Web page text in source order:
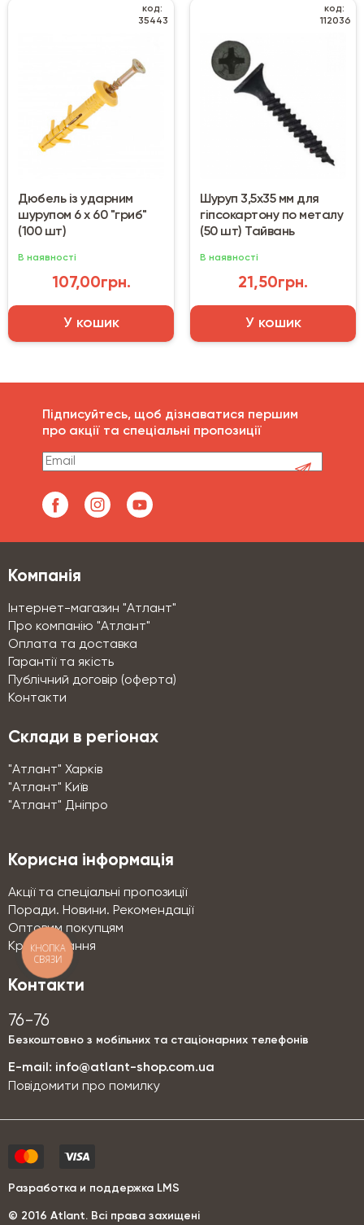
код:
35443
Дюбель із ударним
шурупом 6 х 60 "гриб"
(100 шт)
В наявності
107,00грн.
У кошик
код:
112036
Шуруп 3,5х35 мм для
гіпсокартону по металу
(50 шт) Тайвань
В наявності
21,50грн.
У кошик
Підписуйтесь, щоб дізнаватися першим
про акції та спеціальні пропозиції
Компанія
Інтернет-магазин "Атлант"
Про компанію "Атлант"
Оплата та доставка
Гарантії та якість
Публічний договір (оферта)
Контакти
Склади в регіонах
"Атлант" Харків
"Атлант" Київ
"Атлант" Дніпро
Корисна інформація
Акції та спеціальні пропозиції
Поради. Новини. Рекомендації
Оптовим покупцям
Кредитування
Контакти
76-76
Безкоштовно з мобільних та стаціонарних телефонів
E-mail: info@atlant-shop.com.ua
Повідомити про помилку
© 2016 Аtlant. Всі права захищені
Разработка и поддержка LMS
КНОПКА
СВЯЗИ